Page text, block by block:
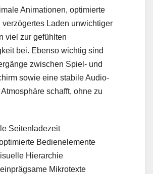
Animationen, optimierte
verzögertes Laden unwichtiger
viel zur gefühlten
bei. Ebenso wichtig sind
zwischen Spiel- und
sowie eine stabile Audio-
schafft, ohne zu
Seitenladezeit
Bedienelemente
Hierarchie
Mikrotexte